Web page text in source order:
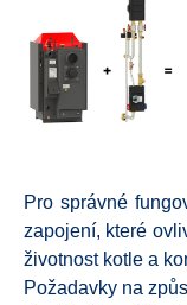
Pro správné
zapojení, které
životnost kotle a
Požadavky na